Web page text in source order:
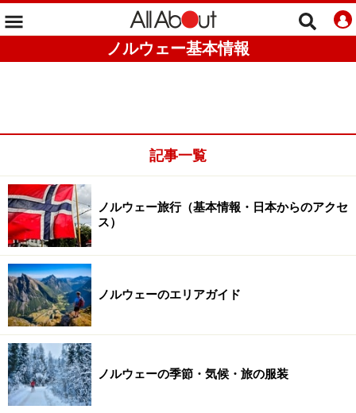
ノルウェー基本情報
記事一覧
ノルウェー旅行（基本情報・日本からのアクセ
ス）
ノルウェーのエリアガイド
ノルウェーの季節・気候・旅の服装